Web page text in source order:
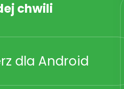
chwili
dla Android